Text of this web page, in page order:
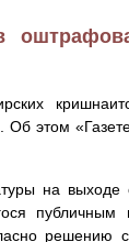
Об этом
на
публичным
решению